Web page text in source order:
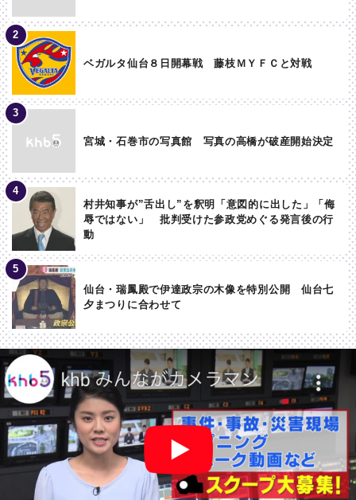
ベガルタ仙台８日開幕戦 藤枝ＭＹＦＣと対戦
宮城・石巻市の写真館 写真の高橋が破産開始決定
村井知事が”舌出し”を釈明「意図的に出した」「侮
辱ではない」 批判受けた参政党めぐる発言後の行
動
仙台・瑞鳳殿で伊達政宗の木像を特別公開 仙台七
夕まつりに合わせて